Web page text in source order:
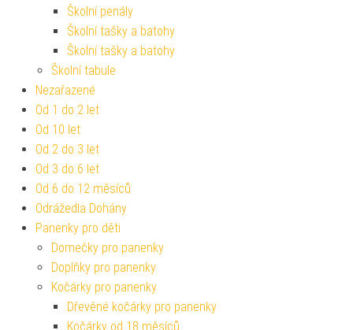
Školní penály
Školní tašky a batohy
Školní tašky a batohy
Školní tabule
Nezařazené
Od 1 do 2 let
Od 10 let
Od 2 do 3 let
Od 3 do 6 let
Od 6 do 12 měsíců
Odrážedla Dohány
Panenky pro děti
Domečky pro panenky
Doplňky pro panenky
Kočárky pro panenky
Dřevěné kočárky pro panenky
Kočárky od 18 měsíců